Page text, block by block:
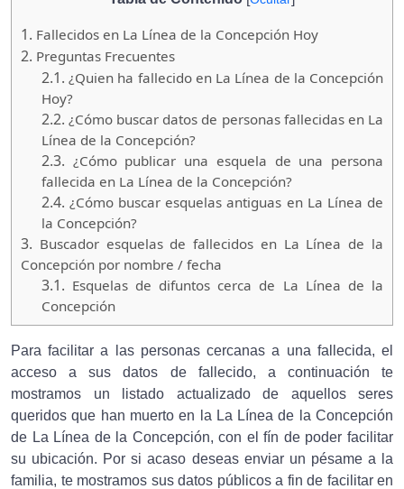
1. Fallecidos en La Línea de la Concepción Hoy
2. Preguntas Frecuentes
2.1. ¿Quien ha fallecido en La Línea de la Concepción
Hoy?
2.2. ¿Cómo buscar datos de personas fallecidas en La
Línea de la Concepción?
2.3. ¿Cómo publicar una esquela de una persona
fallecida en La Línea de la Concepción?
2.4. ¿Cómo buscar esquelas antiguas en La Línea de
la Concepción?
3. Buscador esquelas de fallecidos en La Línea de la
Concepción por nombre / fecha
3.1. Esquelas de difuntos cerca de La Línea de la
Concepción
Para facilitar a las personas cercanas a una fallecida, el
acceso a sus datos de fallecido, a continuación te
mostramos un listado actualizado de aquellos seres
queridos que han muerto en la La Línea de la Concepción
de La Línea de la Concepción, con el fín de poder facilitar
su ubicación. Por si acaso deseas enviar un pésame a la
familia, te mostramos sus datos públicos a fin de facilitar en